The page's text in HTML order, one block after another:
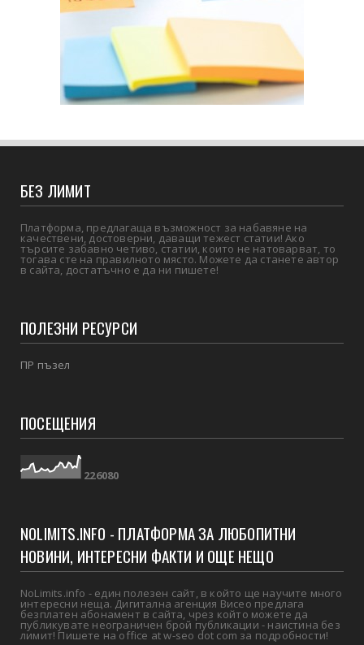
БЕЗ ЛИМИТ
Платформа, предлагаща възможност за набавяне на
качествени, достоверни, даващи тежест статии! Ако
търсите забавно четиво, статии, които не натоварват, то
тогава сте на правилното място. Можете да станете автор
в сайта, достатъчно е да ни пишете!
ПОЛЕЗНИ РЕСУРСИ
ПР пъзел
ПОСЕЩЕНИЯ
226080
NOLIMITS.INFO - ПЛАТФОРМА ЗА ЛЮБОПИТНИ
НОВИНИ, ИНТЕРЕСНИ ФАКТИ И ОЩЕ НЕЩО
NoLimits.info - един полезен сайт, в който ще научите много
интересни неща. Дигитална агенция Висео предлага
безплатен абонамент в сайта, чрез който можете да
публикувате неограничен брой публикации - наистина без
лимит! Пишете на office at w-seo dot com за подробности!